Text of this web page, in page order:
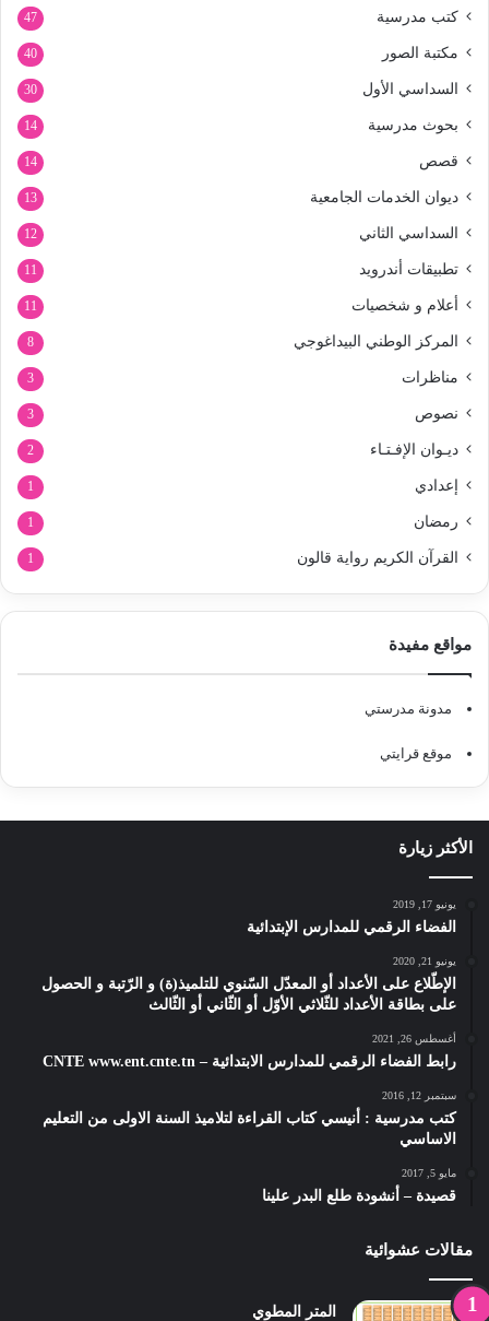
كتب مدرسية 47
مكتبة الصور 40
السداسي الأول 30
بحوث مدرسية 14
قصص 14
ديوان الخدمات الجامعية 13
السداسي الثاني 12
تطبيقات أندرويد 11
أعلام و شخصيات 11
المركز الوطني البيداغوجي 8
مناظرات 3
نصوص 3
ديـوان الإفـتـاء 2
إعدادي 1
رمضان 1
القرآن الكريم رواية قالون 1
مواقع مفيدة
مدونة مدرستي
موقع قرايتي
الأكثر زيارة
يونيو 17, 2019
الفضاء الرقمي للمدارس الإبتدائية
يونيو 21, 2020
الإطّلاع على الأعداد أو المعدّل السّنوي للتلميذ(ة) و الرّتبة و الحصول
على بطاقة الأعداد للثّلاثي الأوّل أو الثّاني أو الثّالث
أغسطس 26, 2021
رابط الفضاء الرقمي للمدارس الابتدائية – CNTE www.ent.cnte.tn
سبتمبر 12, 2016
كتب مدرسية : أنيسي كتاب القراءة لتلاميذ السنة الاولى من التعليم
الاساسي
مايو 5, 2017
قصيدة – أنشودة طلع البدر علينا
مقالات عشوائية
المتر المطوي